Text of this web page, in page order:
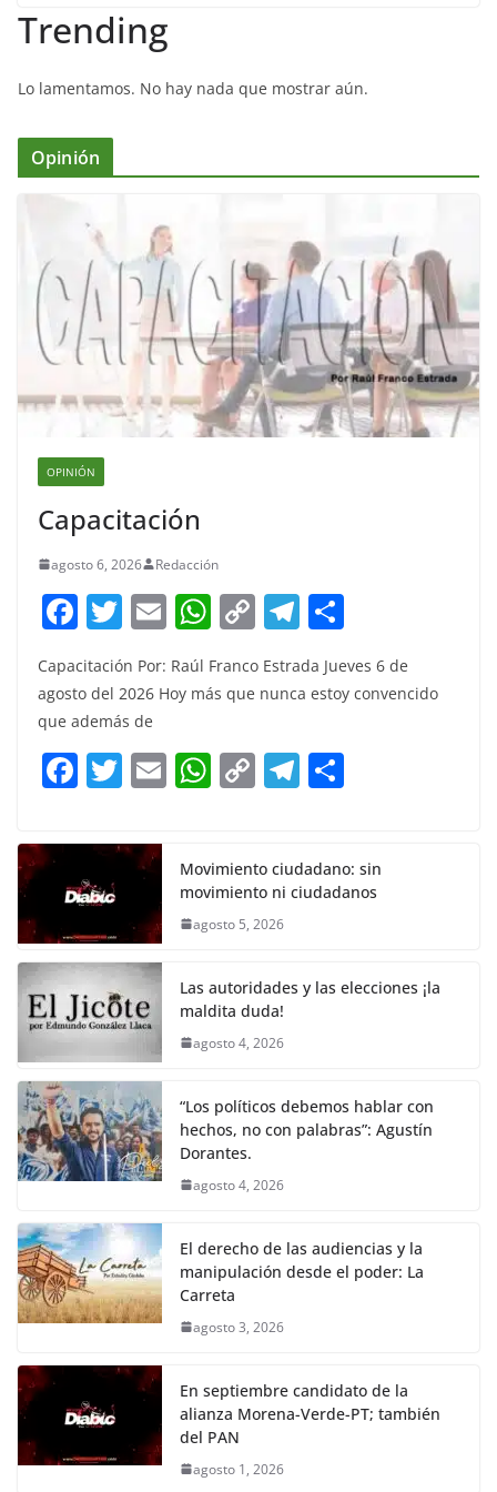
Trending
Lo lamentamos. No hay nada que mostrar aún.
Opinión
OPINIÓN
Capacitación
agosto 6, 2026 Redacción
F
a
c
e
b
o
k
T
itt
er
E
m
ai
W
at
A
p
C
p
Li
n
T
el
e
a
m
ar
e
Capacitación Por: Raúl Franco Estrada Jueves 6 de
agosto del 2026 Hoy más que nunca estoy convencido
que además de
F
c
e
b
o
o
k
T
itt
er
E W
s
A
p
C
y
Li
k
T
gr
a
e
Movimiento ciudadano: sin
movimiento ni ciudadanos
agosto 5, 2026
Las autoridades y las elecciones ¡la
maldita duda!
agosto 4, 2026
“Los políticos debemos hablar con
hechos, no con palabras”: Agustín
Dorantes.
agosto 4, 2026
El derecho de las audiencias y la
manipulación desde el poder: La
Carreta
agosto 3, 2026
En septiembre candidato de la
alianza Morena-Verde-PT; también
del PAN
agosto 1, 2026